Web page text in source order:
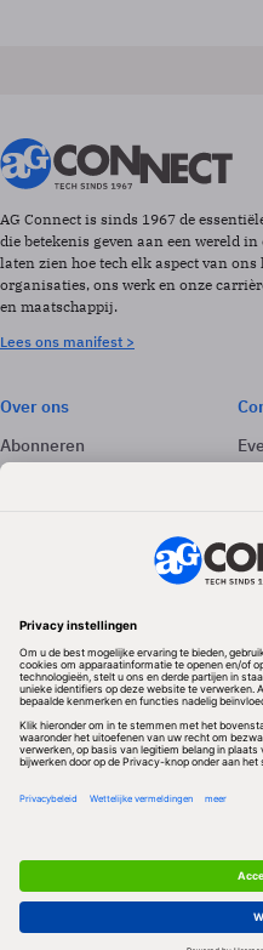
AG Connect is sinds 1967 de
die betekenis geven aan een wereld
laten zien hoe tech elk aspect van
organisaties, ons werk en onze
en maatschappij.
Lees ons manifest >
Over ons
Abonneren
Adverteren
Volg ons
Redactionele partner
Algemene Voorwaarden & Copyrights